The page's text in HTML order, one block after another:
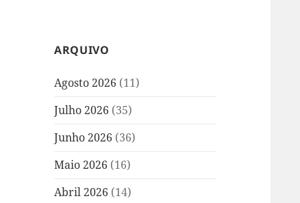
ARQUIVO
Agosto 2026 (11)
Julho 2026 (35)
Junho 2026 (36)
Maio 2026 (16)
Abril 2026 (14)